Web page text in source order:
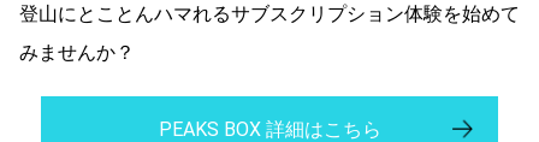
登山にとことんハマれるサブスクリプション体験を始めて
みませんか？
PEAKS BOX 詳細はこちら